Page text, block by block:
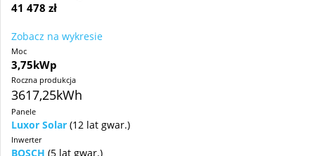
41 478 zł
Zobacz na wykresie
Moc
3,75kWp
Roczna produkcja
3617,25kWh
Panele
Luxor Solar (12 lat gwar.)
Inwerter
BOSCH (5 lat gwar.)